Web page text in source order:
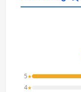
5★
4★